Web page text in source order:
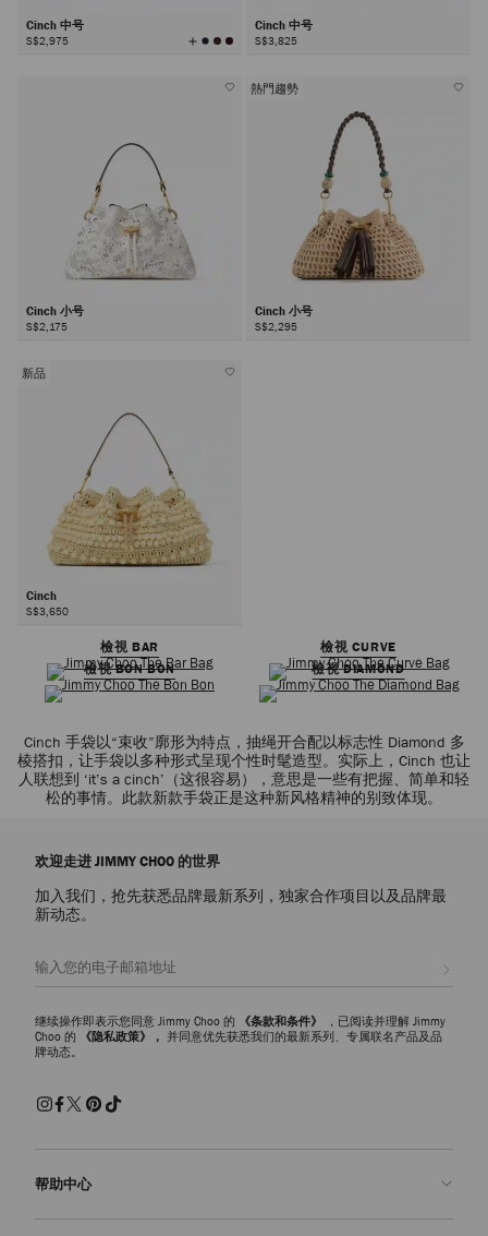
Cinch 中号
S$2,975 查
看
Cinch 中号
S$3,825
Cinch 小号
S$2,175
熱門趨勢
Cinch 小号
S$2,295
新品
Cinch
S$3,650
檢視 BAR
檢視 CURVE
檢視 BON BON
檢視 DIAMOND
Cinch 手袋以“束收”廓形为特点，抽绳开合配以标志性 Diamond 多
棱搭扣，让手袋以多种形式呈现个性时髦造型。实际上，Cinch 也让
人联想到 ‘it’s a cinch’（这很容易），意思是一些有把握、简单和轻
松的事情。此款新款手袋正是这种新风格精神的别致体现。
欢迎走进 JIMMY CHOO 的世界
加入我们，抢先获悉品牌最新系列，独家合作项目以及品牌最
新动态。
继续操作即表示您同意 Jimmy Choo 的 《条款和条件》
，已阅读并理解 Jimmy
Choo 的
《隐私政策》， 并同意优先获悉我们的最新系列、专属联名产品及品
牌动态。
帮助中心